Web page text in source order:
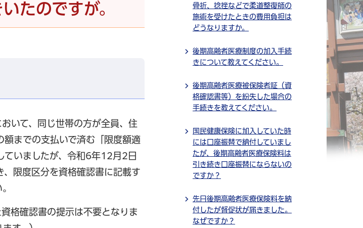
たのですが。
いて、同じ世帯の方が全員、住
までの支払いで済む「限度額適
ていましたが、令和6年12月2日
限度区分を資格確認書に記載す
格確認書の提示は不要となりま
骨折、捻挫などで柔道整復師の
施術を受けたときの費用負担は
どうなりますか。
後期高齢者医療制度の加入手続
きについて教えてください。
後期高齢者医療被保険者証（資
格確認書等）を紛失した場合の
手続きを教えてください。
国民健康保険に加入していた時
には口座振替で納付していまし
たが、後期高齢者医療保険料は
引き続き口座振替にならないの
ですか？
先日後期高齢者医療保険料を納
付したが督促状が届きました。
なぜですか？